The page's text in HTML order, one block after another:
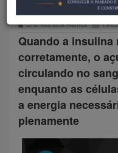
Dra. Mariana Ramos 19/
Quando a
corretamente, o
circulando no
enquanto as
a energia
plenamente